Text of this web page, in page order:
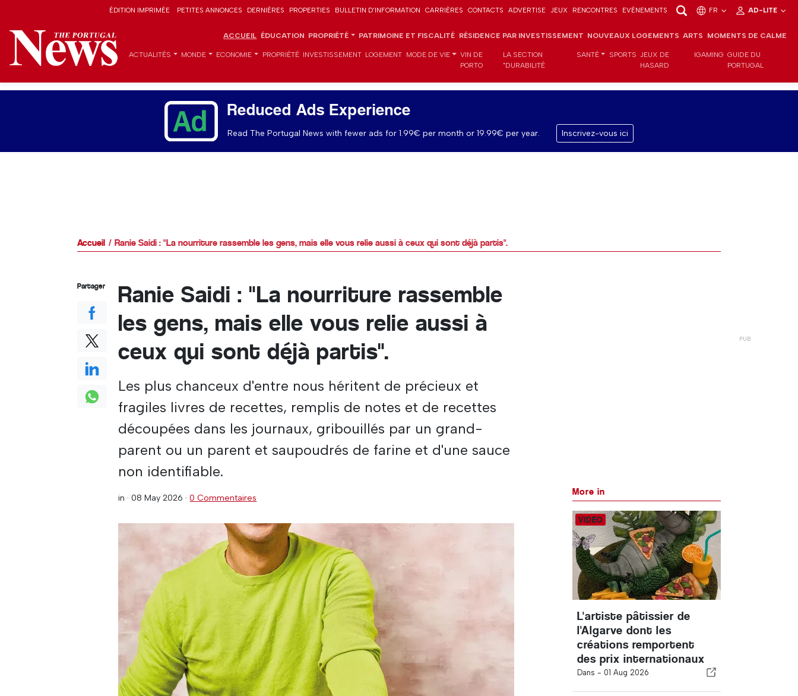
ÉDITION IMPRIMÉE PETITES ANNONCES DERNIÈRES PROPERTIES BULLETIN D'INFORMATION CARRIÈRES CONTACTS ADVERTISE JEUX RENCONTRES EVÉNEMENTS FR AD-LITE
ACCUEIL ÉDUCATION PROPRIÉTÉ PATRIMOINE ET FISCALITÉ RÉSIDENCE PAR INVESTISSEMENT NOUVEAUX LOGEMENTS ARTS MOMENTS DE CALME
ACTUALITÉS MONDE ECONOMIE PROPRIÉTÉ INVESTISSEMENT LOGEMENT MODE DE VIE
VIN DE
PORTO
LA SECTION
"DURABILITÉ
SANTÉ SPORTS JEUX DE
HASARD
IGAMING GUIDE DU
PORTUGAL
Reduced Ads Experience
Read The Portugal News with fewer ads for 1.99€ per month or 19.99€ per year. Inscrivez-vous ici
Accueil Ranie Saidi : "La nourriture rassemble les gens, mais elle vous relie aussi à ceux qui sont déjà partis".
Ranie Saidi : "La nourriture rassemble
les gens, mais elle vous relie aussi à
ceux qui sont déjà partis".
Les plus chanceux d'entre nous héritent de précieux et
fragiles livres de recettes, remplis de notes et de recettes
découpées dans les journaux, gribouillés par un grand-
parent ou un parent et saupoudrés de farine et d'une sauce
non identifiable.
in ·08 May 2026 ·0 Commentaires
Partager
More in
L'artiste pâtissier de
l'Algarve dont les
créations remportent
des prix internationaux
Dans - 01 Aug 2026